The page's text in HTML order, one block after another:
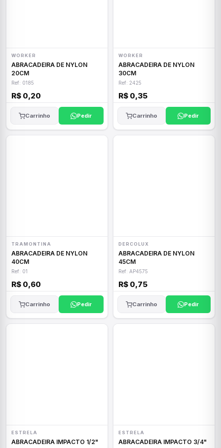
WORKER
ABRACADEIRA DE NYLON
20CM
Ref: 0185
R$ 0,20
Carrinho Pedir
WORKER
ABRACADEIRA DE NYLON
30CM
Ref: 2425
R$ 0,35
Carrinho Pedir
TRAMONTINA
ABRACADEIRA DE NYLON
40CM
Ref: 01
R$ 0,60
Carrinho Pedir
DERCOLUX
ABRACADEIRA DE NYLON
45CM
Ref: AP4575
R$ 0,75
Carrinho Pedir
ESTRELA
ABRACADEIRA IMPACTO 1/2"
ESTRELA
ABRACADEIRA IMPACTO 3/4"